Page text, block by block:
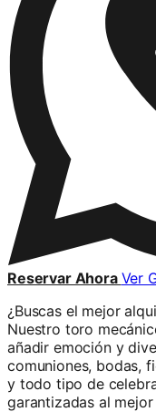
Reservar Ahora Ver
¿Buscas el mejor
Nuestro toro
añadir emoción y
comuniones, bodas,
y todo tipo de
garantizadas al